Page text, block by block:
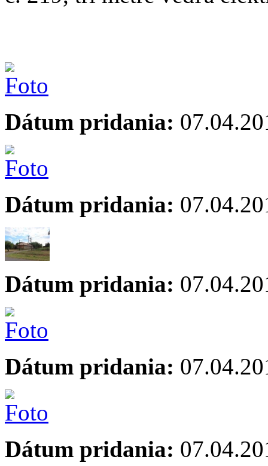
Dátum pridania:
Dátum pridania:
Dátum pridania:
Dátum pridania:
Dátum pridania: